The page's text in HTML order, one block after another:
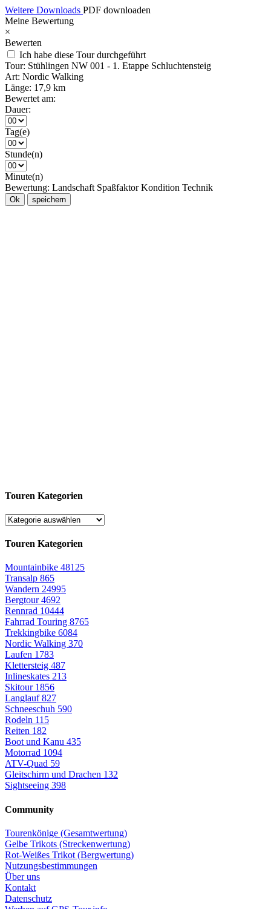
Weitere Downloads PDF downloaden
Meine Bewertung
×
Bewerten
Ich habe diese Tour durchgeführt
Tour: Stühlingen NW 001 - 1. Etappe Schluchtensteig
Art: Nordic Walking
Länge: 17,9 km
Bewertet am:
Dauer:
Tag(e)
Stunde(n)
Minute(n)
Bewertung: Landschaft Spaßfaktor Kondition Technik
Ok speichern
Touren Kategorien
Touren Kategorien
Mountainbike 48125
Transalp 865
Wandern 24995
Bergtour4692
Rennrad 10444
Fahrrad Touring 8765
Trekkingbike 6084
Nordic Walking 370
Laufen 1783
Klettersteig 487
Inlineskates 213
Skitour 1856
Langlauf827
Schneeschuh 590
Rodeln 115
Reiten 182
Boot und Kanu 435
Motorrad 1094
ATV-Quad 59
Gleitschirm und Drachen 132
Sightseeing 398
Community
Tourenkönige (Gesamtwertung)
Gelbe Trikots (Streckenwertung)
Rot-Weißes Trikot (Bergwertung)
Nutzungsbestimmungen
Über uns
Kontakt
Datenschutz